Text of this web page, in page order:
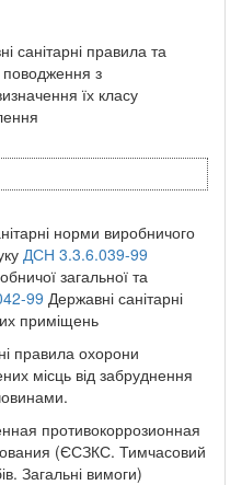
санітарні правила та
поводження з
їх класу
норми виробничого
ДСН 3.3.6.039-99
загальної та
99 Державні санітарні
приміщень
правила охорони
місць від забруднення
противокоррозионная
(ЄСЗКС. Тимчасовий
Загальні вимоги)